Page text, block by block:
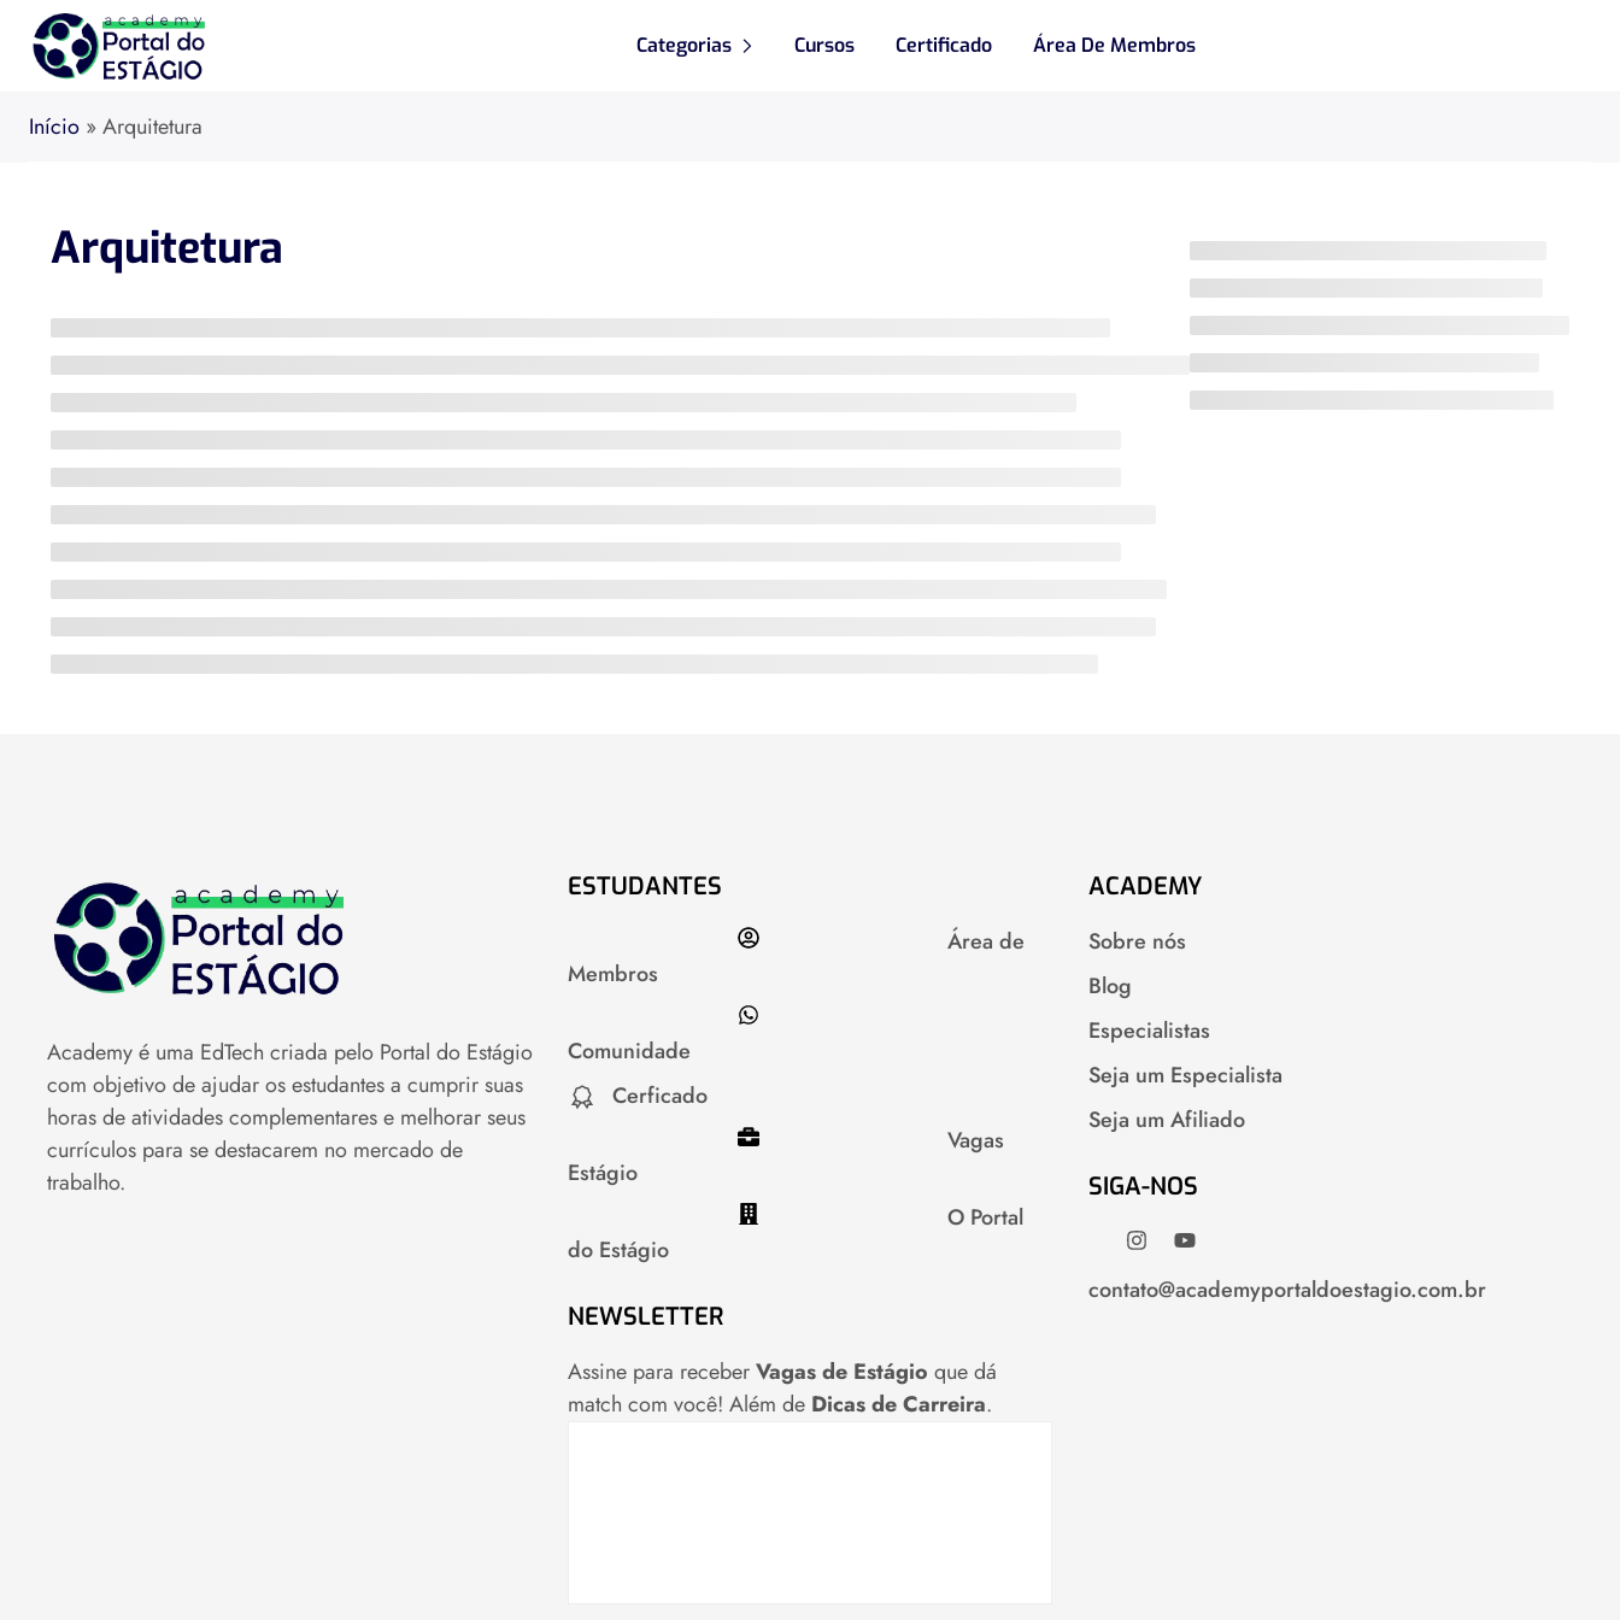
Categorias Cursos Certificado Área De Membros
Início »Arquitetura
Arquitetura
Academy é uma EdTech criada pelo Portal do Estágio
com objetivo de ajudar os estudantes a cumprir suas
horas de atividades complementares e melhorar seus
currículos para se destacarem no mercado de
trabalho.
ESTUDANTES
Área de
Membros
Comunidade
Cerficado
Vagas
Estágio
O Portal
do Estágio
NEWSLETTER
Assine para receberVagas de Estágio que dá
match com você! Além de Dicas de Carreira.
ACADEMY
Sobre nós
Blog
Especialistas
Seja um Especialista
Seja um Afiliado
SIGA-NOS
contato@academyportaldoestagio.com.br